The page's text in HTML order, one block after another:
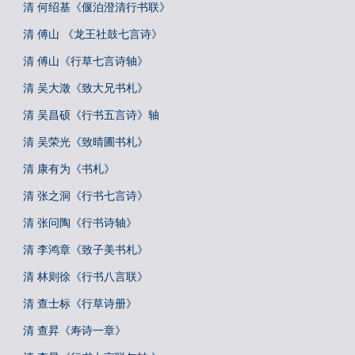
清 何绍基《偃泊澄清行书联》
清 傅山 《龙王社鼓七言诗》
清 傅山《行草七言诗轴》
清 吴大澂《致大兄书札》
清 吴昌硕《行书五言诗》轴
清 吴荣光《致晴圃书札》
清 康有为《书札》
清 张之洞《行书七言诗》
清 张问陶《行书诗轴》
清 李鸿章《致子美书札》
清 林则徐《行书八言联》
清 查士标《行草诗册》
清 查昇《寿诗一章》